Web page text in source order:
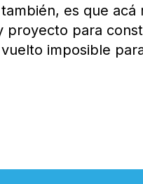
es que acá
proyecto para
imposible